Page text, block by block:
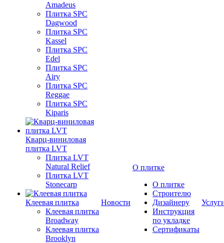
Amadeus
Плитка SPC
Dagwood
Плитка SPC
Kassel
Плитка SPC
Edel
Плитка SPC
Airy
Плитка SPC
Reggae
Плитка SPC
Kiparis
Кварц-виниловая
плитка LVT
Плитка LVT
Natural Relief
Плитка LVT
Stonecarp
Клеевая плитка
Клеевая плитка
Broadway
Клеевая плитка
Brooklyn
Новости
О плитке
О плитке
Строителю
Дизайнеру
Инструкция
по укладке
Сертификаты